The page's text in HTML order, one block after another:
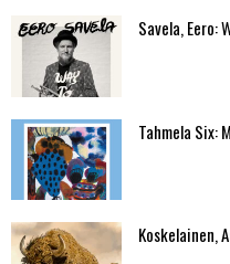
Savela, Eero:
Tahmela Six:
Koskelainen,